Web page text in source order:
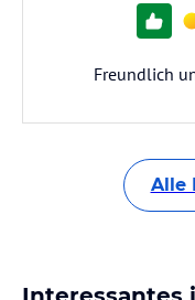
Freundlich
Alle